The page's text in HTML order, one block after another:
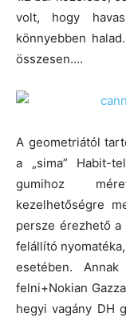
volt, hogy
könnyebben
összesen….
A geometriától
a „sima” Habit-
gumihoz
kezelhetőségre
persze érezhető
felállító
esetében.
felni+Nokian
hegyi vagány DH